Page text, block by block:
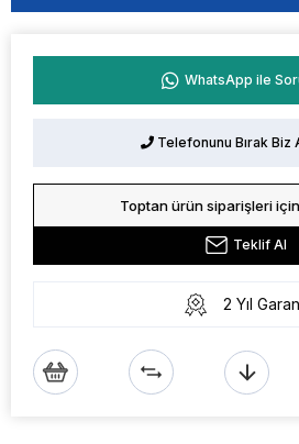
WhatsApp ile
Telefonunu Bırak Biz
Toptan ürün siparişleri için
Teklif Al
2 Yıl